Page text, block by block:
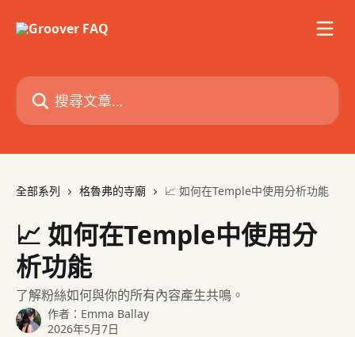
搜尋文章…
全部系列 格魯弗的寺廟 📈 如何在Temple中使用分析功能
📈 如何在Temple中使用分
析功能
了解粉絲如何與你的所有內容產生共鳴。
作者： Emma Ballay
2026年5月7日